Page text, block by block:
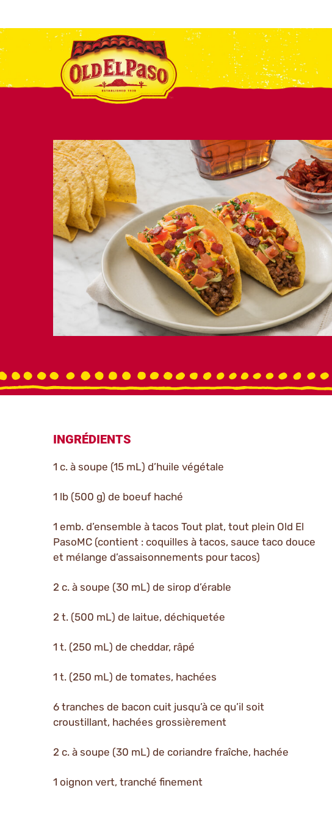
INGRÉDIENTS
1 c. à soupe (15 mL) d’huile végétale
1 lb (500 g) de boeuf haché
1 emb. d’ensemble à tacos Tout plat, tout plein Old El
PasoMC (contient : coquilles à tacos, sauce taco douce
et mélange d’assaisonnements pour tacos)
2 c. à soupe (30 mL) de sirop d’érable
2 t. (500 mL) de laitue, déchiquetée
1 t. (250 mL) de cheddar, râpé
1 t. (250 mL) de tomates, hachées
6 tranches de bacon cuit jusqu’à ce qu’il soit
croustillant, hachées grossièrement
2 c. à soupe (30 mL) de coriandre fraîche, hachée
1 oignon vert, tranché finement